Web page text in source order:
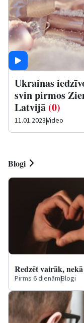
Ukrainas
svin pirmos
Latvijā (0)
11.01.2023|Video
Blogi
Redzēt vairāk,
Pirms 6 dienām|Blogi